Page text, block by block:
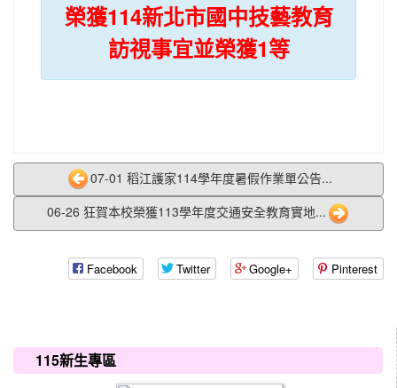
榮獲114新北市國中技藝教育
訪視事宜並榮獲1等
07-01 稻江護家114學年度暑假作業單公告...
06-26 狂賀本校榮獲113學年度交通安全教育實地...
Facebook Twitter Google+ Pinterest
115新生專區